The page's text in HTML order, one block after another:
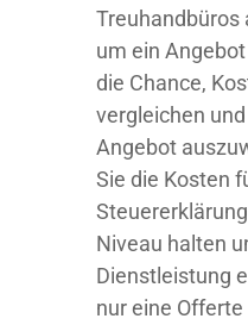
Treuhandbüros
um ein
die Chance,
vergleichen
Angebot
Sie die Kosten
Niveau halten
Dienstleistung
nur eine